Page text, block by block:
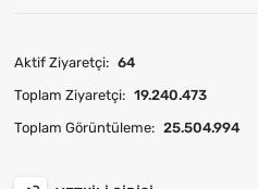
Aktif Ziyaretçi: 64
Toplam Ziyaretçi: 19.240.473
Toplam Görüntüleme: 25.504.994